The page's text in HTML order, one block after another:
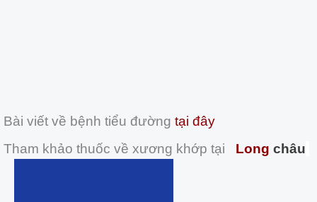
Bài viết về bệnh tiểu đường tại đây
Tham khảo thuốc về xương khớp tại Long châu